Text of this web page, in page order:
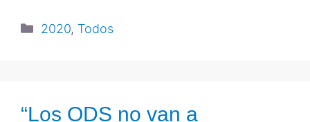
2020, Todos
“Los ODS no van a